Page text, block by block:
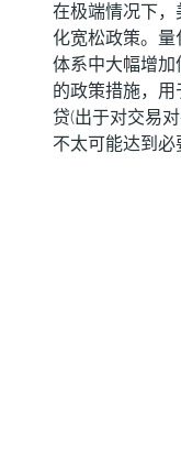
在极端情况下
化宽松政策。
体系中大幅增
的政策措施，用
贷(出于对交易
不太可能达到